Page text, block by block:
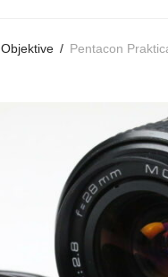
Objektive / Pentacon